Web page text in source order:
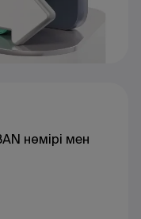
нөмірі мен